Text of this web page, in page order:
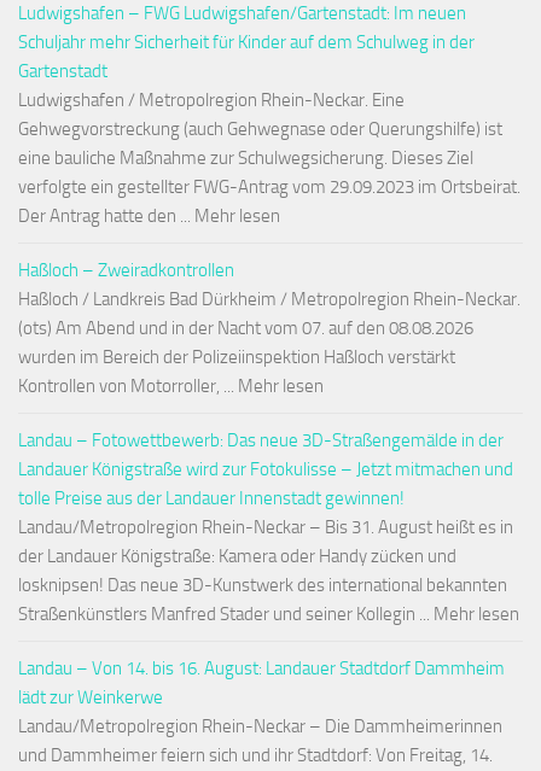
Ludwigshafen – FWG Ludwigshafen/Gartenstadt: Im neuen
Schuljahr mehr Sicherheit für Kinder auf dem Schulweg in der
Gartenstadt
Ludwigshafen / Metropolregion Rhein-Neckar. Eine
Gehwegvorstreckung (auch Gehwegnase oder Querungshilfe) ist
eine bauliche Maßnahme zur Schulwegsicherung. Dieses Ziel
verfolgte ein gestellter FWG-Antrag vom 29.09.2023 im Ortsbeirat.
Der Antrag hatte den ... Mehr lesen
Haßloch – Zweiradkontrollen
Haßloch / Landkreis Bad Dürkheim / Metropolregion Rhein-Neckar.
(ots) Am Abend und in der Nacht vom 07. auf den 08.08.2026
wurden im Bereich der Polizeiinspektion Haßloch verstärkt
Kontrollen von Motorroller, ... Mehr lesen
Landau – Fotowettbewerb: Das neue 3D-Straßengemälde in der
Landauer Königstraße wird zur Fotokulisse – Jetzt mitmachen und
tolle Preise aus der Landauer Innenstadt gewinnen!
Landau/Metropolregion Rhein-Neckar – Bis 31. August heißt es in
der Landauer Königstraße: Kamera oder Handy zücken und
losknipsen! Das neue 3D-Kunstwerk des international bekannten
Straßenkünstlers Manfred Stader und seiner Kollegin ... Mehr lesen
Landau – Von 14. bis 16. August: Landauer Stadtdorf Dammheim
lädt zur Weinkerwe
Landau/Metropolregion Rhein-Neckar – Die Dammheimerinnen
und Dammheimer feiern sich und ihr Stadtdorf: Von Freitag, 14.